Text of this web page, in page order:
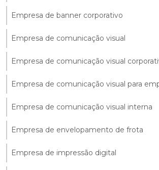
Empresa de banner corporativo
Empresa de comunicação visual
Empresa de comunicação visual
Empresa de comunicação visual para
Empresa de comunicação visual interna
Empresa de envelopamento de frota
Empresa de impressão digital